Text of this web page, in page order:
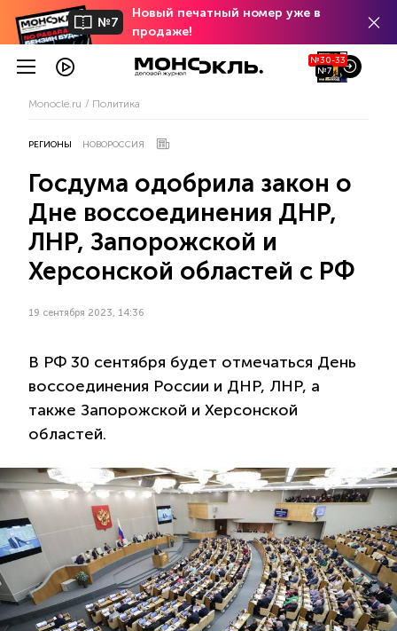
№7
Новый печатный номер уже в
продаже!
№30-33
№7
Monocle.ru Политика
РЕГИОНЫ НОВОРОССИЯ
Госдума одобрила закон о
Дне воссоединения ДНР,
ЛНР, Запорожской и
Херсонской областей с РФ
19 сентября 2023, 14:36
В РФ 30 сентября будет отмечаться День
воссоединения России и ДНР, ЛНР, а
также Запорожской и Херсонской
областей.